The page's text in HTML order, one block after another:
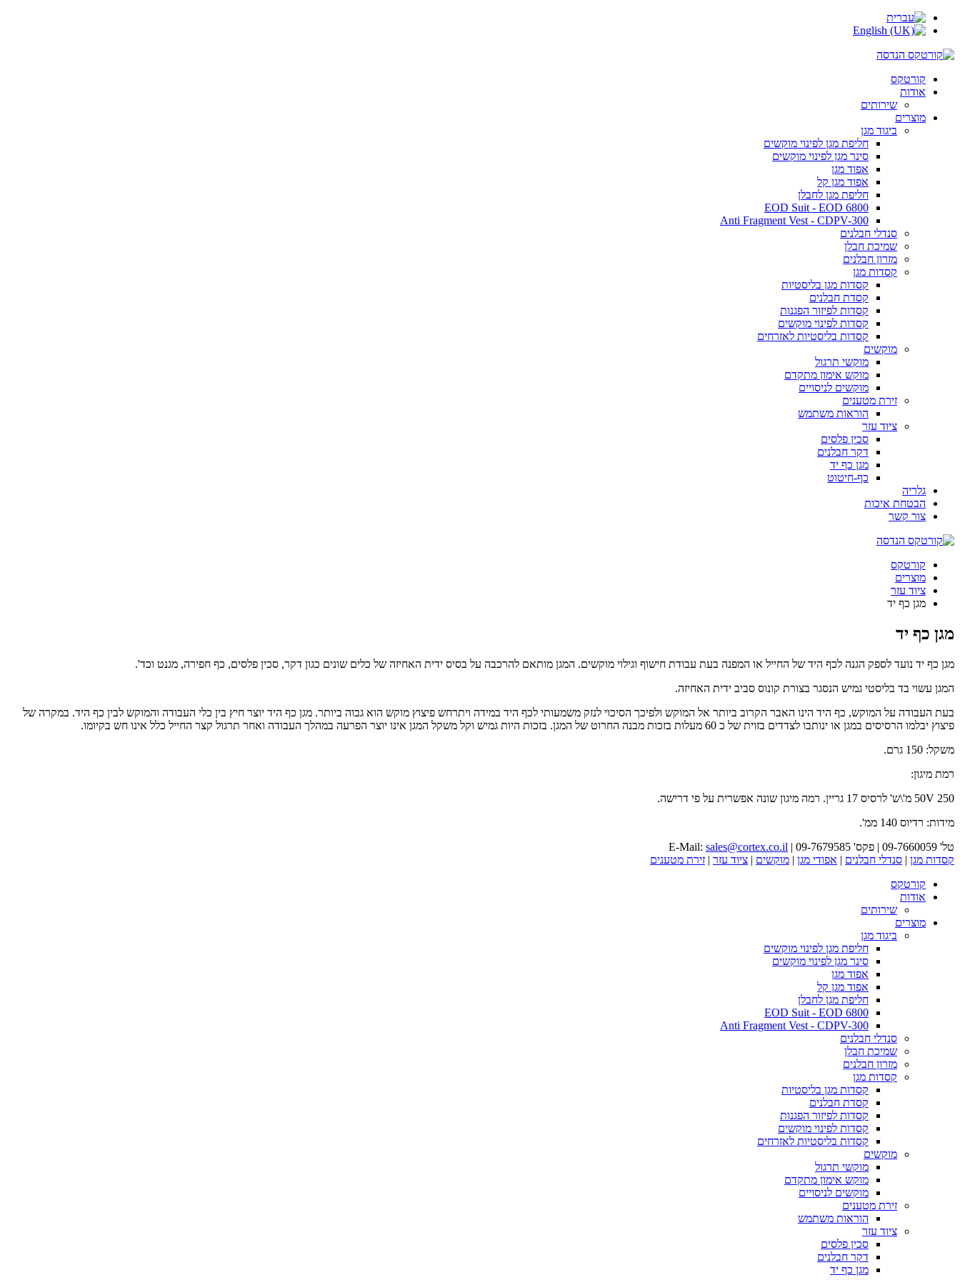
קורטקס
אודות
שירותים
מוצרים
ביגוד מגן
חליפת מגן לפינוי מוקשים
סינר מגן לפינוי מוקשים
אפוד מגן
אפוד מגן קל
חליפת מגן לחבלן
EOD Suit - EOD 6800
Anti Fragment Vest - CDPV-300
סנדלי חבלנים
שמיכת חבלן
מזרון חבלנים
קסדות מגן
קסדות מגן בליסטיות
קסדת חבלנים
קסדות לפיזור הפגנות
קסדות לפינוי מוקשים
קסדות בליסטיות לאזרחים
מוקשים
מוקשי תרגול
מוקש אימון מתקדם
מוקשים לניסויים
זירת מטענים
הוראות משתמש
ציוד עזר
סכין פלסים
דקר חבלנים
מגן כף יד
כף-חיטוט
גלריה
הבטחת איכות
צור קשר
קורטקס
מוצרים
ציוד עזר
מגן כף יד
מגן כף יד
מגן כף יד נועד לספק הגנה לכף היד של החייל או המפנה בעת עבודת חישוף וגילוי מוקשים. המגן מותאם להרכבה על בסיס ידית האחיזה של כלים שונים כגון דקר, סכין פלסים, כף חפירה, מגנט וכד'.
המגן עשוי בד בליסטי גמיש הנסגר בצורת קונוס סביב ידית האחיזה.
בעת העבודה על המוקש, כף היד הינו האבר הקרוב ביותר אל המוקש ולפיכך הסיכוי לנזק משמעותי לכף היד במידה ויתרחש פיצוץ מוקש הוא גבוה ביותר. מגן כף היד יוצר חיץ בין כלי העבודה והמוקש לבין כף היד. במקרה של
פיצוץ יבלמו הרסיסים במגן או ינותבו לצדדים בזוית של כ 60 מעלות בזכות מבנה החרוט של המגן. בזכות היות גמיש וקל משקל המגן אינו יוצר הפרעה במהלך העבודה ואחר תרגול קצר החייל כלל אינו חש בקיומו.
משקל: 150 גרם.
רמת מיגון:
50V 250 מ'\ש' לרסיס 17 גריין. רמה מיגון שונה אפשרית על פי דרישה.
מידות: רדיוס 140 ממ'.
טל' 09-7660059 | פקס' 09-7679585 | E-Mail:
sales@cortex.co.il
קסדות מגן | סנדלי חבלנים | אפודי מגן | מוקשים | ציוד עזר | זירת מטענים
קורטקס
אודות
שירותים
מוצרים
ביגוד מגן
חליפת מגן לפינוי מוקשים
סינר מגן לפינוי מוקשים
אפוד מגן
אפוד מגן קל
חליפת מגן לחבלן
EOD Suit - EOD 6800
Anti Fragment Vest - CDPV-300
סנדלי חבלנים
שמיכת חבלן
מזרון חבלנים
קסדות מגן
קסדות מגן בליסטיות
קסדת חבלנים
קסדות לפיזור הפגנות
קסדות לפינוי מוקשים
קסדות בליסטיות לאזרחים
מוקשים
מוקשי תרגול
מוקש אימון מתקדם
מוקשים לניסויים
זירת מטענים
הוראות משתמש
ציוד עזר
סכין פלסים
דקר חבלנים
מגן כף יד